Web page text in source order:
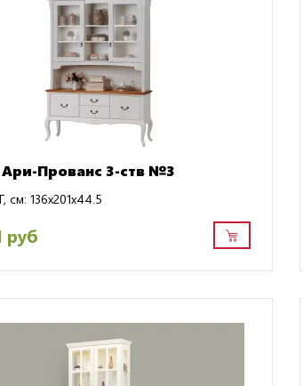
Прованс 3-ств №3
см: 136x201x44.5
руб